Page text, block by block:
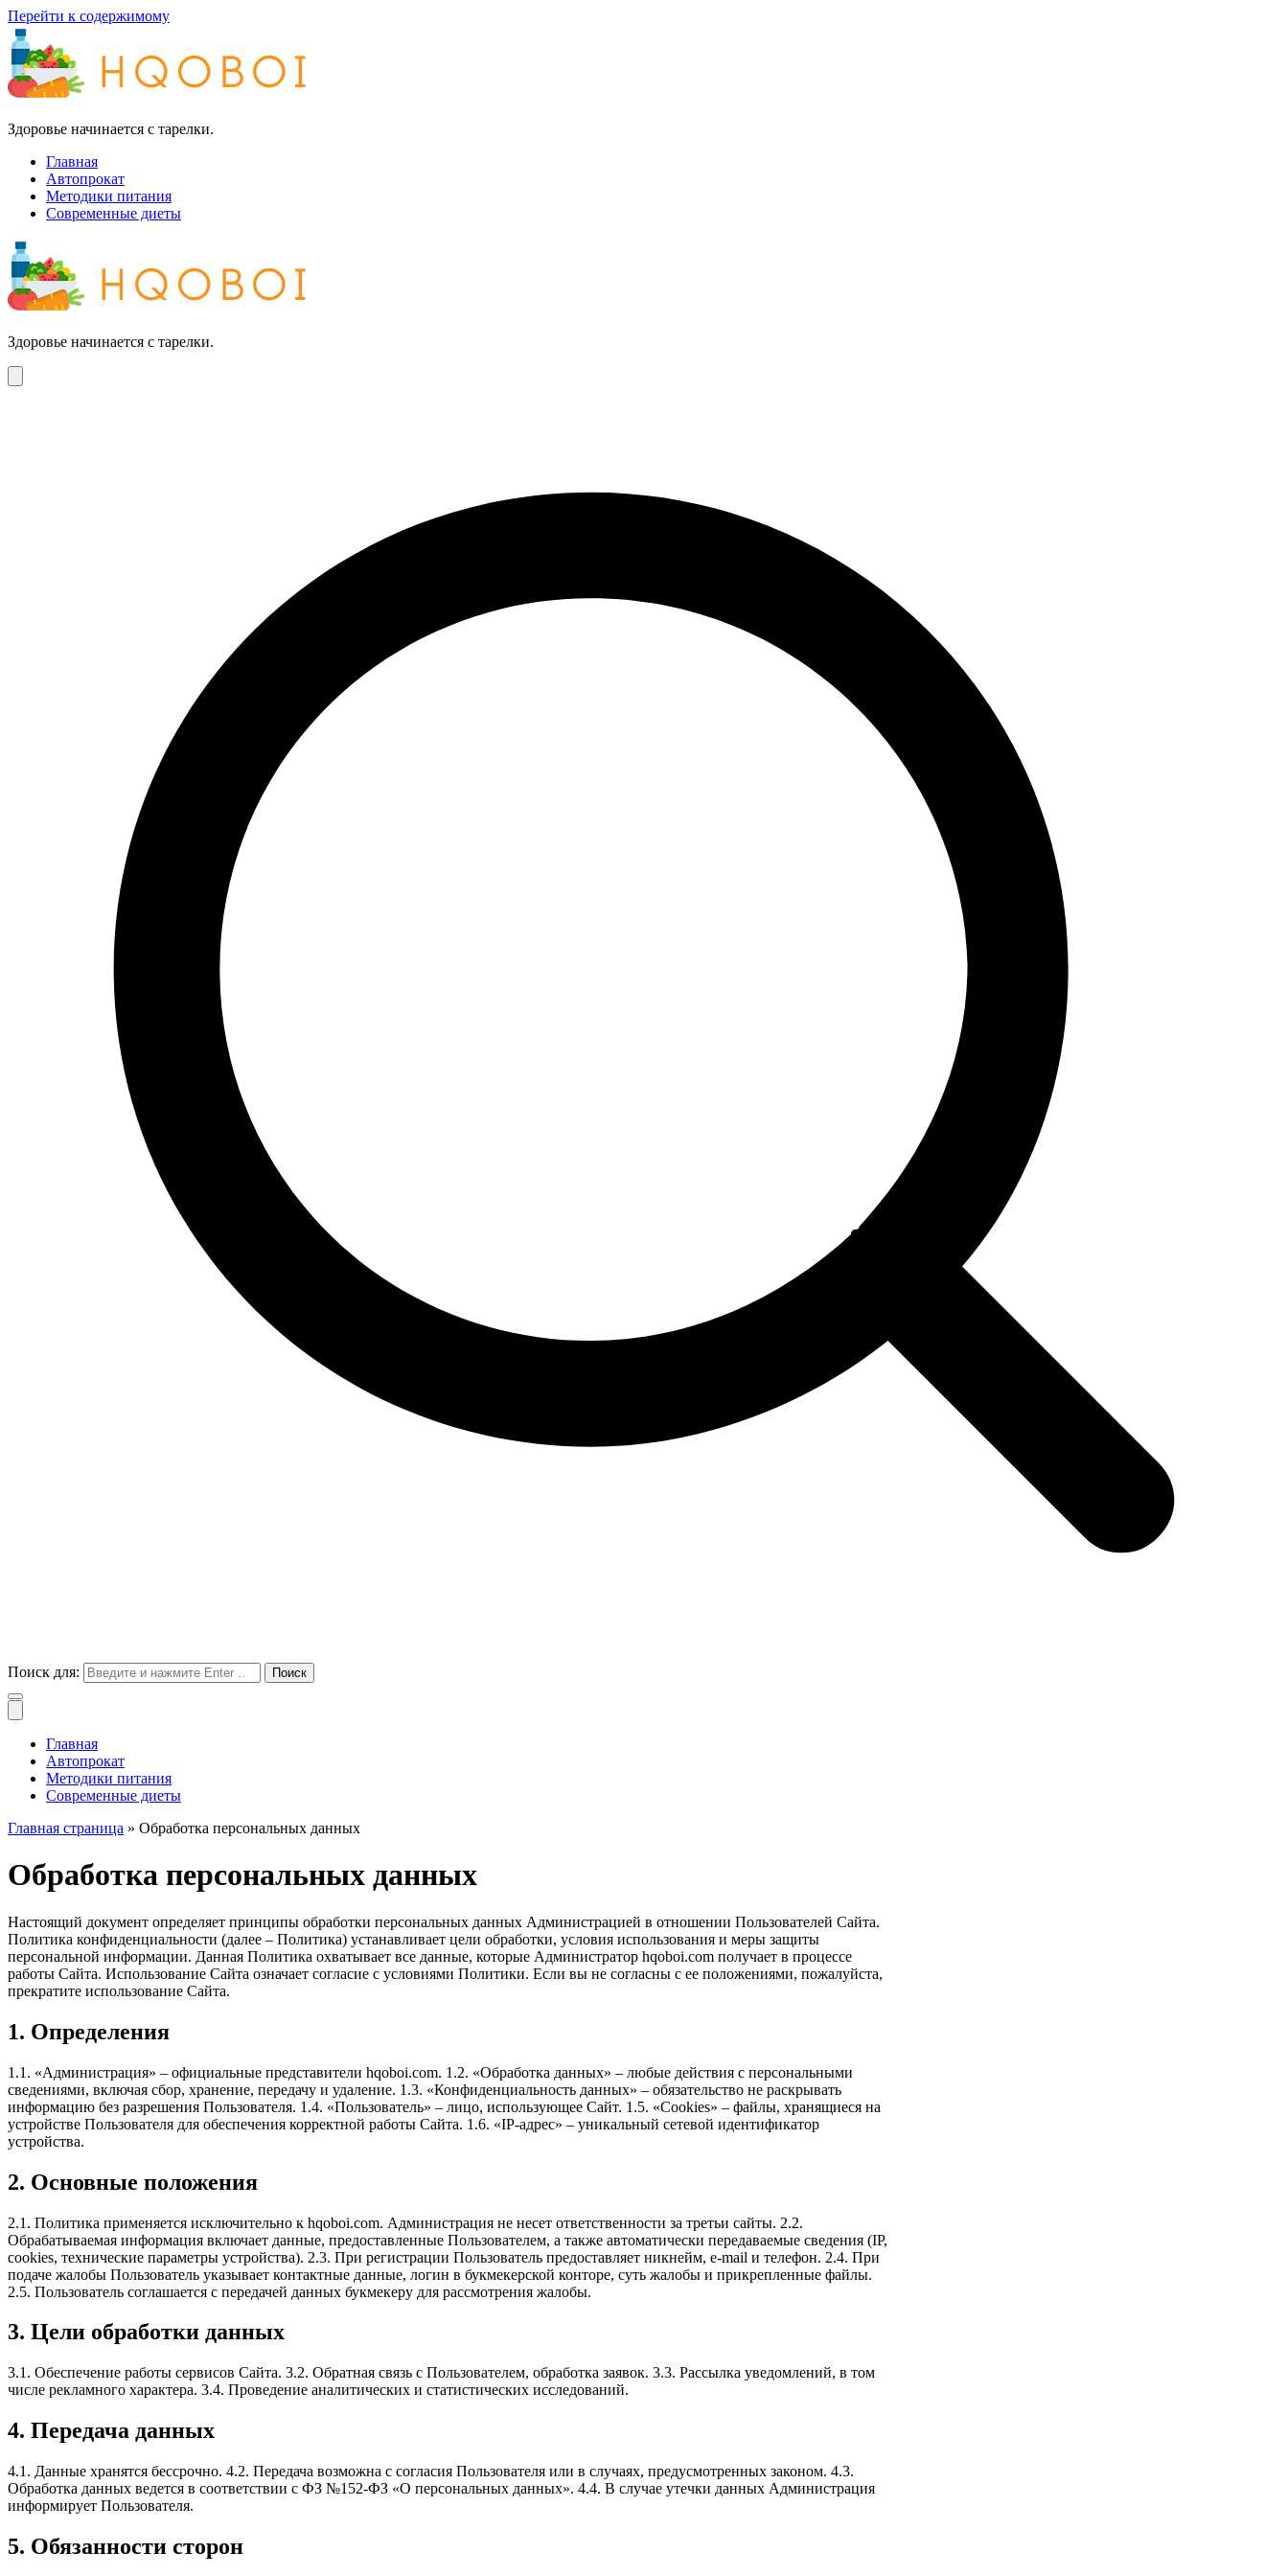
Перейти к содержимому
Здоровье начинается с тарелки.
Главная
Автопрокат
Методики питания
Современные диеты
Здоровье начинается с тарелки.
Поиск для:
Главная
Автопрокат
Методики питания
Современные диеты
Главная страница » Обработка персональных данных
Обработка персональных данных
Настоящий документ определяет принципы обработки персональных данных Администрацией в отношении Пользователей Сайта.
Политика конфиденциальности (далее – Политика) устанавливает цели обработки, условия использования и меры защиты
персональной информации. Данная Политика охватывает все данные, которые Администратор hqoboi.com получает в процессе
работы Сайта. Использование Сайта означает согласие с условиями Политики. Если вы не согласны с ее положениями, пожалуйста,
прекратите использование Сайта.
1. Определения
1.1. «Администрация» – официальные представители hqoboi.com. 1.2. «Обработка данных» – любые действия с персональными
сведениями, включая сбор, хранение, передачу и удаление. 1.3. «Конфиденциальность данных» – обязательство не раскрывать
информацию без разрешения Пользователя. 1.4. «Пользователь» – лицо, использующее Сайт. 1.5. «Cookies» – файлы, хранящиеся на
устройстве Пользователя для обеспечения корректной работы Сайта. 1.6. «IP-адрес» – уникальный сетевой идентификатор
устройства.
2. Основные положения
2.1. Политика применяется исключительно к hqoboi.com. Администрация не несет ответственности за третьи сайты. 2.2.
Обрабатываемая информация включает данные, предоставленные Пользователем, а также автоматически передаваемые сведения (IP,
cookies, технические параметры устройства). 2.3. При регистрации Пользователь предоставляет никнейм, e-mail и телефон. 2.4. При
подаче жалобы Пользователь указывает контактные данные, логин в букмекерской конторе, суть жалобы и прикрепленные файлы.
2.5. Пользователь соглашается с передачей данных букмекеру для рассмотрения жалобы.
3. Цели обработки данных
3.1. Обеспечение работы сервисов Сайта. 3.2. Обратная связь с Пользователем, обработка заявок. 3.3. Рассылка уведомлений, в том
числе рекламного характера. 3.4. Проведение аналитических и статистических исследований.
4. Передача данных
4.1. Данные хранятся бессрочно. 4.2. Передача возможна с согласия Пользователя или в случаях, предусмотренных законом. 4.3.
Обработка данных ведется в соответствии с ФЗ №152-ФЗ «О персональных данных». 4.4. В случае утечки данных Администрация
информирует Пользователя.
5. Обязанности сторон